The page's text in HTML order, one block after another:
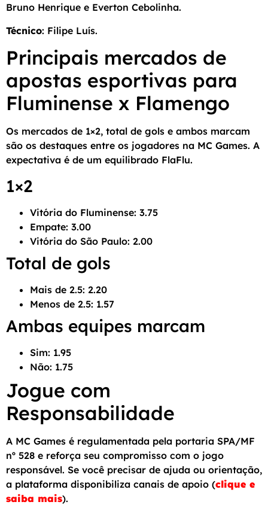
Bruno Henrique e Everton Cebolinha.
Técnico: Filipe Luís.
Principais mercados de
apostas esportivas para
Fluminense x Flamengo
Os mercados de 1×2, total de gols e ambos marcam
são os destaques entre os jogadores na MC Games. A
expectativa é de um equilibrado FlaFlu.
1×2
Vitória do Fluminense: 3.75
Empate: 3.00
Vitória do São Paulo: 2.00
Total de gols
Mais de 2.5: 2.20
Menos de 2.5: 1.57
Ambas equipes marcam
Sim: 1.95
Não: 1.75
Jogue com
Responsabilidade
A MC Games é regulamentada pela portaria SPA/MF
nº 528 e reforça seu compromisso com o jogo
responsável. Se você precisar de ajuda ou orientação,
a plataforma disponibiliza canais de apoio (clique e
saiba mais).